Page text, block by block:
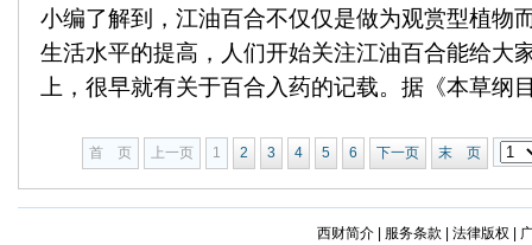
小编了解到，江油百合不仅仅是做为观赏型植物
生活水平的提高，人们开始关注江油百合能给大
上，很早就有关于百合入药的记载。据《本草纲
首 页 上一页 1 2 3 4 5 6 下一页 末 页
西财简介| 服务条款 法律版权